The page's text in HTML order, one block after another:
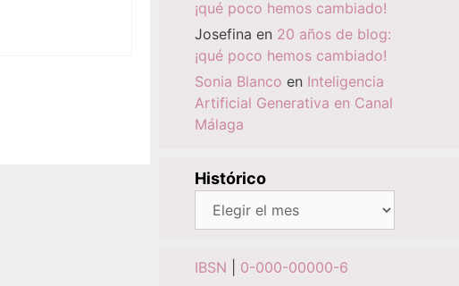
¡qué poco hemos cambiado!
Josefina en 20 años de blog:
¡qué poco hemos cambiado!
Sonia Blanco en Inteligencia
Artificial Generativa en Canal
Málaga
Histórico
Histórico
IBSN 0-000-00000-6